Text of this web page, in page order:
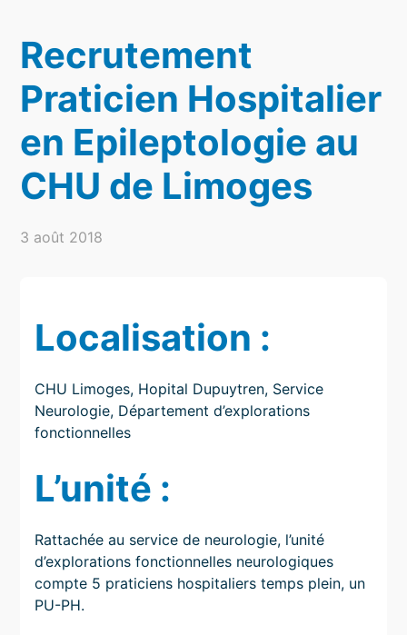
Recrutement
Praticien Hospitalier
en Epileptologie au
CHU de Limoges
3 août 2018
Localisation :
CHU Limoges, Hopital Dupuytren, Service
Neurologie, Département d’explorations
fonctionnelles
L’unité :
Rattachée au service de neurologie, l’unité
d’explorations fonctionnelles neurologiques
compte 5 praticiens hospitaliers temps plein, un
PU-PH.